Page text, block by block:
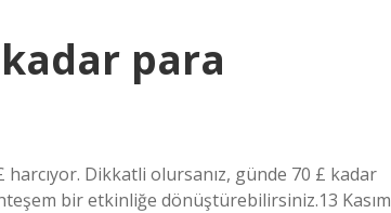
para
Dikkatli olursanız, günde 70 £ kadar
bir etkinliğe dönüştürebilirsiniz.13 Kasım